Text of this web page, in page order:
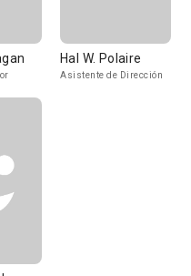
Hal W. Polaire
Asistente de Dirección